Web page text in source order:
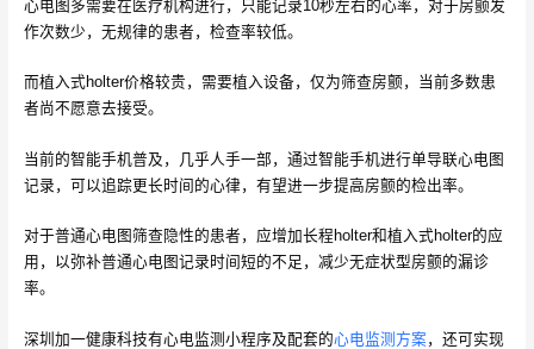
心电图多需要在医疗机构进行，只能记录10秒左右的心率，对于房颤发
作次数少，无规律的患者，检查率较低。
而植入式holter价格较贵，需要植入设备，仅为筛查房颤，当前多数患
者尚不愿意去接受。
当前的智能手机普及，几乎人手一部，通过智能手机进行单导联心电图
记录，可以追踪更长时间的心律，有望进一步提高房颤的检出率。
对于普通心电图筛查隐性的患者，应增加长程holter和植入式holter的应
用，以弥补普通心电图记录时间短的不足，减少无症状型房颤的漏诊
率。
深圳加一健康科技有心电监测小程序及配套的心电监测方案 ，还可实现